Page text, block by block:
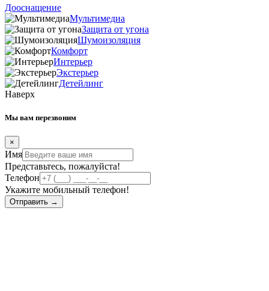
Дооснащение
Мультимедиа
Защита от угона
Шумоизоляция
Комфорт
Интерьер
Экстерьер
Детейлинг
Наверх
Мы вам перезвоним
×
Имя
Представьтесь, пожалуйста!
Телефон
Укажите мобильный телефон!
Отправить →